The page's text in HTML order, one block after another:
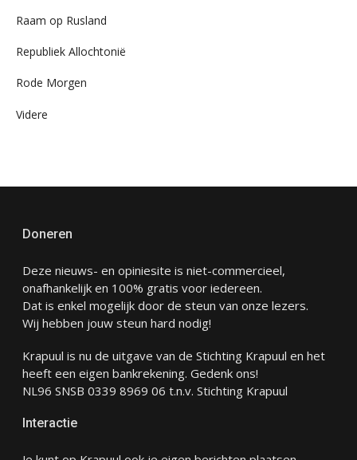
Raam op Rusland
Republiek Allochtonië
Rode Morgen
Videre
Doneren
Deze nieuws- en opiniesite is niet-commercieel,
onafhankelijk en 100% gratis voor iedereen.
Dat is enkel mogelijk door de steun van onze lezers.
Wij hebben jouw steun hard nodig!
Krapuul is nu de uitgave van de Stichting Krapuul en het
heeft een eigen bankrekening. Gedenk ons!
NL96 SNSB 0339 8969 06 t.n.v. Stichting Krapuul
Interactie